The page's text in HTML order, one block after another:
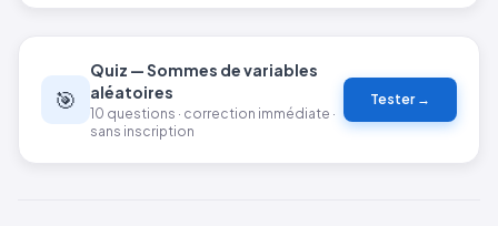
\frac{35}
{12} =
\frac{35}
🎯
Quiz — Sommes de variables
aléatoires
10 questions · correction immédiate ·
sans inscription
Tester →